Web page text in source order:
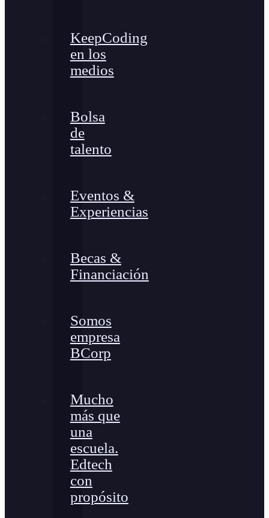
KeepCoding
en los
medios
Bolsa
de
talento
Eventos &
Experiencias
Becas &
Financiación
Somos
empresa
BCorp
Mucho
más que
una
escuela.
Edtech
con
propósito